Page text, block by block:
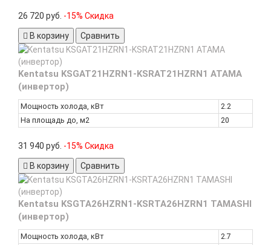
26 720 руб. -15% Скидка
В корзину Сравнить
Kentatsu KSGAT21HZRN1-KSRAT21HZRN1 ATAMA
(инвертор)
Мощность холода, кВт
2.2
На площадь до, м2
20
31 940 руб. -15% Скидка
В корзину Сравнить
Kentatsu KSGTA26HZRN1-KSRTA26HZRN1 TAMASHI
(инвертор)
Мощность холода, кВт
2.7